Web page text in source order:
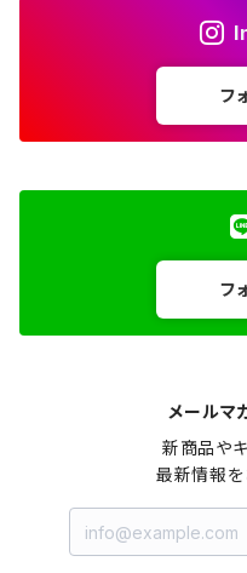
フ
フ
メールマ
新商品や
最新情報を